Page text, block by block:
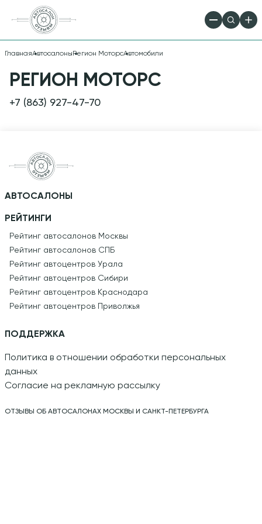
ГлавнаяАвтосалоны Регион МоторсАвтомобили
РЕГИОН МОТОРС
+7 (863) 927-47-70
АВТОСАЛОНЫ
РЕЙТИНГИ
Рейтинг автосалонов Москвы
Рейтинг автосалонов СПБ
Рейтинг автоцентров Урала
Рейтинг автоцентров Сибири
Рейтинг автоцентров Краснодара
Рейтинг автоцентров Приволжья
ПОДДЕРЖКА
Политика в отношении обработки персональных
данных
Согласие на рекламную рассылку
ОТЗЫВЫ ОБ АВТОСАЛОНАХ МОСКВЫ И САНКТ-ПЕТЕРБУРГА